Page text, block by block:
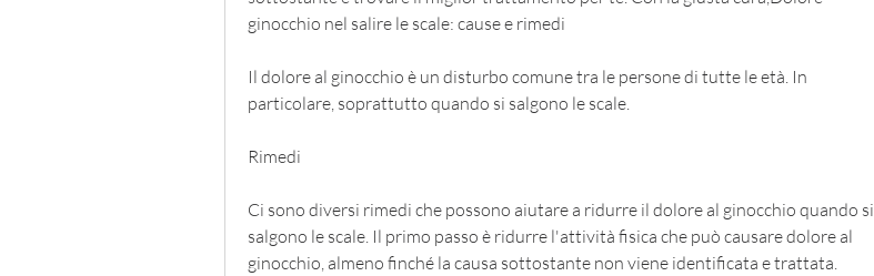
ginocchio nel salire le scale: cause e rimedi
Il dolore al ginocchio è un disturbo comune tra le persone di tutte le età. In
particolare, soprattutto quando si salgono le scale.
Rimedi
Ci sono diversi rimedi che possono aiutare a ridurre il dolore al ginocchio quando si
salgono le scale. Il primo passo è ridurre l'attività fisica che può causare dolore al
ginocchio, almeno finché la causa sottostante non viene identificata e trattata.